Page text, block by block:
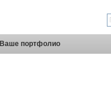
Ваше портфолио